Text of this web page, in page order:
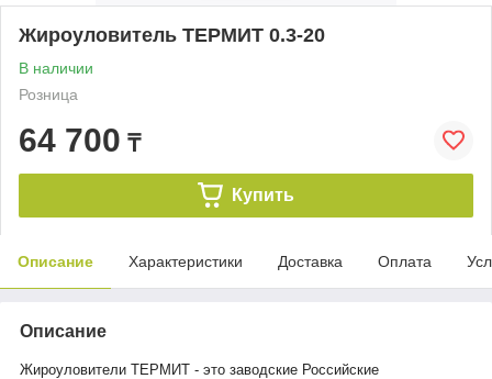
Жироуловитель ТЕРМИТ 0.3-20
В наличии
Розница
64 700 ₸
Купить
Описание Характеристики Доставка Оплата
Описание
Жироуловители ТЕРМИТ - это заводские Российские